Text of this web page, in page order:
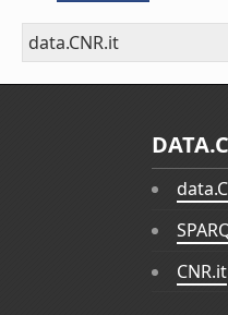
data.CNR.it
CNR.it